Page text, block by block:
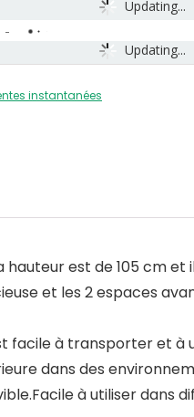
Updating...
Updating...
-
instantanées
est de 105 cm et
et les 2 espaces
facile à transporter et à
dans des
à utiliser dans